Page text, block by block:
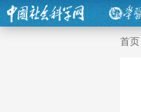
首页